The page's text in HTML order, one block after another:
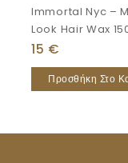
Immortal Nyc –
Look Hair Wax
15 €
Προσθήκη Στο